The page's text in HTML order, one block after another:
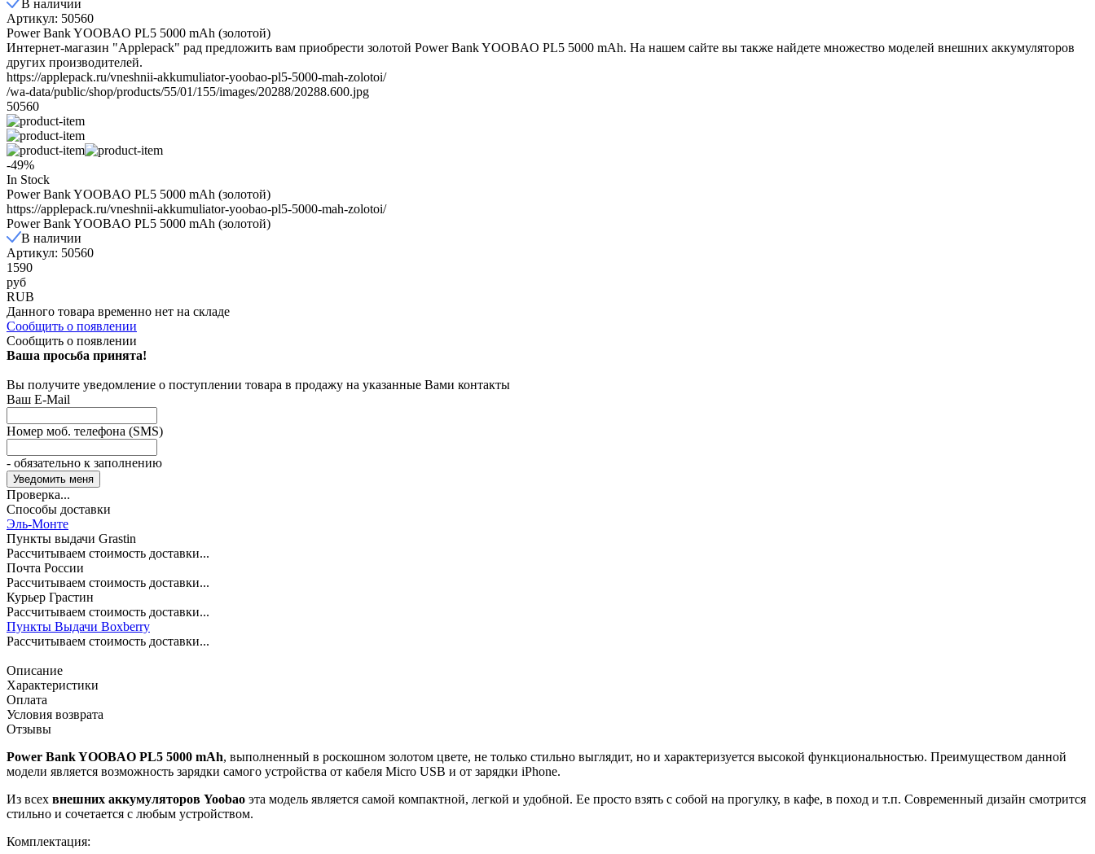
В наличии
Артикул: 50560
Power Bank YOOBAO PL5 5000 mAh (золотой)
Интернет-магазин "Applepack" рад предложить вам приобрести золотой Power Bank YOOBAO PL5 5000 mAh. На нашем сайте вы также найдете множество моделей внешних аккумуляторов
других производителей.
https://applepack.ru/vneshnii-akkumuliator-yoobao-pl5-5000-mah-zolotoi/
/wa-data/public/shop/products/55/01/155/images/20288/20288.600.jpg
50560
-49%
In Stock
Power Bank YOOBAO PL5 5000 mAh (золотой)
https://applepack.ru/vneshnii-akkumuliator-yoobao-pl5-5000-mah-zolotoi/
Power Bank YOOBAO PL5 5000 mAh (золотой)
В наличии
Артикул: 50560
1590
руб
RUB
Данного товара временно нет на складе
Сообщить о появлении
Сообщить о появлении
Ваша просьба принята!
Вы получите уведомление о поступлении товара в продажу на указанные Вами контакты
Ваш E-Mail
Номер моб. телефона (SMS)
- обязательно к заполнению
Проверка...
Способы доставки
Эль-Монте
Пункты выдачи Grastin
Рассчитываем стоимость доставки...
Почта России
Рассчитываем стоимость доставки...
Курьер Грастин
Рассчитываем стоимость доставки...
Пункты Выдачи Boxberry
Рассчитываем стоимость доставки...
Описание
Характеристики
Оплата
Условия возврата
Отзывы
Power Bank YOOBAO PL5 5000 mAh, выполненный в роскошном золотом цвете, не только стильно выглядит, но и характеризуется высокой функциональностью. Преимуществом данной
модели является возможность зарядки самого устройства от кабеля Micro USB и от зарядки iPhone.
Из всех внешних аккумуляторов Yoobao эта модель является самой компактной, легкой и удобной. Ее просто взять с собой на прогулку, в кафе, в поход и т.п. Современный дизайн смотрится
стильно и сочетается с любым устройством.
Комплектация: